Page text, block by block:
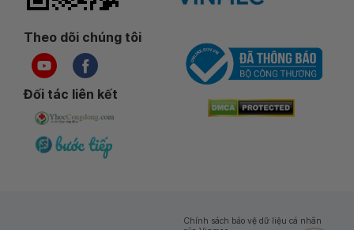
Theo dõi chúng tôi
Đối tác liên kết
Chính sách bảo vệ dữ liệu cá nhân